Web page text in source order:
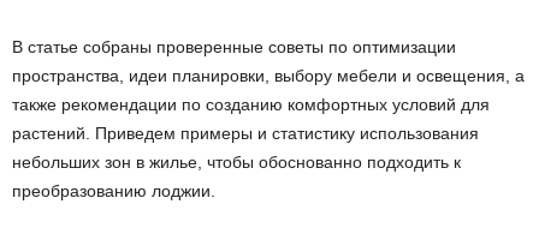
В статье собраны проверенные советы по оптимизации
пространства, идеи планировки, выбору мебели и освещения, а
также рекомендации по созданию комфортных условий для
растений. Приведем примеры и статистику использования
небольших зон в жилье, чтобы обоснованно подходить к
преобразованию лоджии.